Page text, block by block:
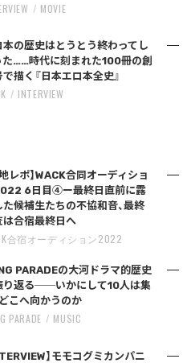
MOVIE
本の歴史はとうとう終わってし
た……時代に刻まれた100冊の創
描く『日本エロ本全史』
INTERVIEW
地レポ】WACK合同オーディショ
6日目④ー最終日直前に露
た候補生たちの不協和音、最終
は合宿最終日へ
合宿オーディション2022
PARADEの大河ドラマ的歴史
り返る──いかにして10人は集
どこへ向かうのか
PARADE MUSIC
】モモコグミカンパニ